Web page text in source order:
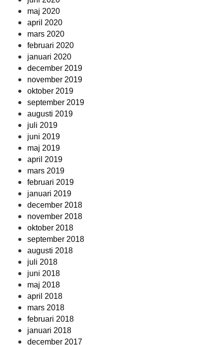
maj 2020
april 2020
mars 2020
februari 2020
januari 2020
december 2019
november 2019
oktober 2019
september 2019
augusti 2019
juli 2019
juni 2019
maj 2019
april 2019
mars 2019
februari 2019
januari 2019
december 2018
november 2018
oktober 2018
september 2018
augusti 2018
juli 2018
juni 2018
maj 2018
april 2018
mars 2018
februari 2018
januari 2018
december 2017